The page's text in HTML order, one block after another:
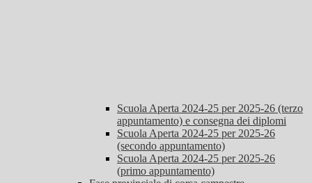
Scuola Aperta 2024-25 per 2025-26 (terzo
appuntamento) e consegna dei diplomi
Scuola Aperta 2024-25 per 2025-26
(secondo appuntamento)
Scuola Aperta 2024-25 per 2025-26
(primo appuntamento)